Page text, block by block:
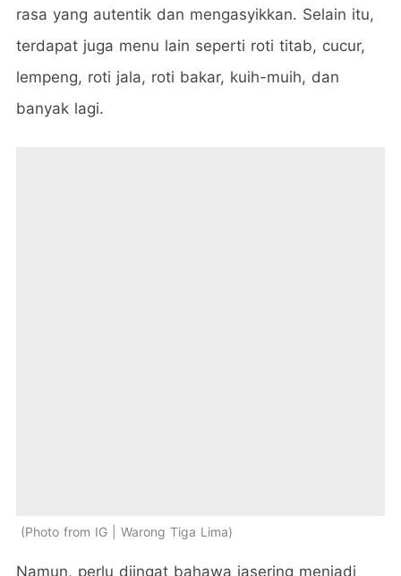
rasa yang autentik dan mengasyikkan. Selain itu,
terdapat juga menu lain seperti roti titab, cucur,
lempeng, roti jala, roti bakar, kuih-muih, dan
banyak lagi.
Photo from IG | Warong Tiga Lima
Namun, perlu diingat bahawa iasering menjadi